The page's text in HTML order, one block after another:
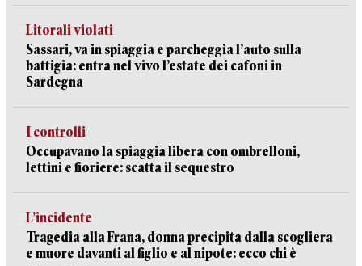
Litorali violati
Sassari, va in spiaggia e parcheggia l’auto sulla
battigia: entra nel vivo l’estate dei cafoni in
Sardegna
I controlli
Occupavano la spiaggia libera con ombrelloni,
lettini e fioriere: scatta il sequestro
L’incidente
Tragedia alla Frana, donna precipita dalla scogliera
e muore davanti al figlio e al nipote: ecco chi è